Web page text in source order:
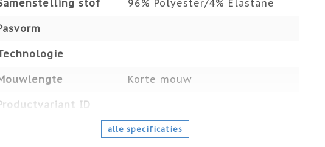
stof 96% Polyester/4% Elastane
Korte mouw
ID
alle specificaties